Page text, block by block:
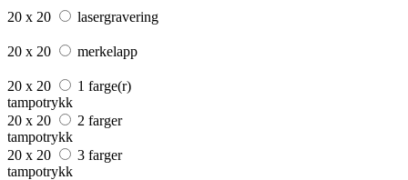
20 x 20 lasergravering
20 x 20 merkelapp
20 x 20
1 farge(r)
tampotrykk
20 x 20
2 farger
tampotrykk
20 x 20
3 farger
tampotrykk